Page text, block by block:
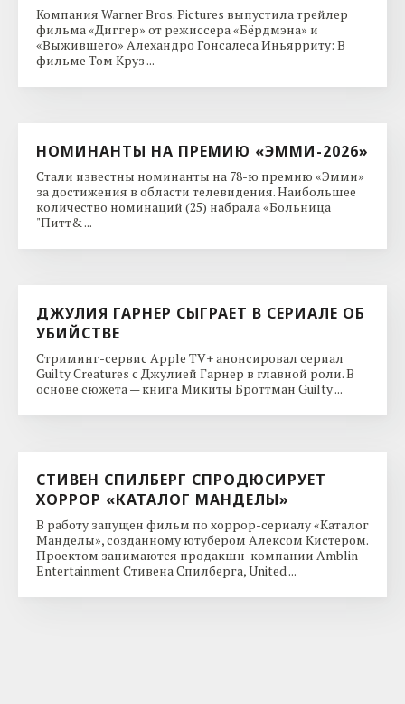
Компания Warner Bros. Pictures выпустила трейлер
фильма «Диггер» от режиссера «Бёрдмэна» и
«Выжившего» Алехандро Гонсалеса Иньярриту: В
фильме Том Круз ...
НОМИНАНТЫ НА ПРЕМИЮ «ЭММИ-2026»
Стали известны номинанты на 78-ю премию «Эмми»
за достижения в области телевидения. Наибольшее
количество номинаций (25) набрала «Больница
"Питт& ...
ДЖУЛИЯ ГАРНЕР СЫГРАЕТ В СЕРИАЛЕ ОБ
УБИЙСТВЕ
Стриминг-сервис Apple TV+ анонсировал сериал
Guilty Creatures с Джулией Гарнер в главной роли. В
основе сюжета — книга Микиты Броттман Guilty ...
СТИВЕН СПИЛБЕРГ СПРОДЮСИРУЕТ
ХОРРОР «КАТАЛОГ МАНДЕЛЫ»
В работу запущен фильм по хоррор-сериалу «Каталог
Манделы», созданному ютубером Алексом Кистером.
Проектом занимаются продакшн-компании Amblin
Entertainment Стивена Спилберга, United ...